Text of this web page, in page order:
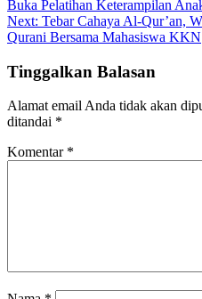
pos
Buka Pelatihan Keterampilan
Next: Tebar Cahaya Al-Qur’an,
Qurani Bersama Mahasiswa KKN
Tinggalkan Balasan
Alamat email Anda tidak akan
ditandai *
Komentar *